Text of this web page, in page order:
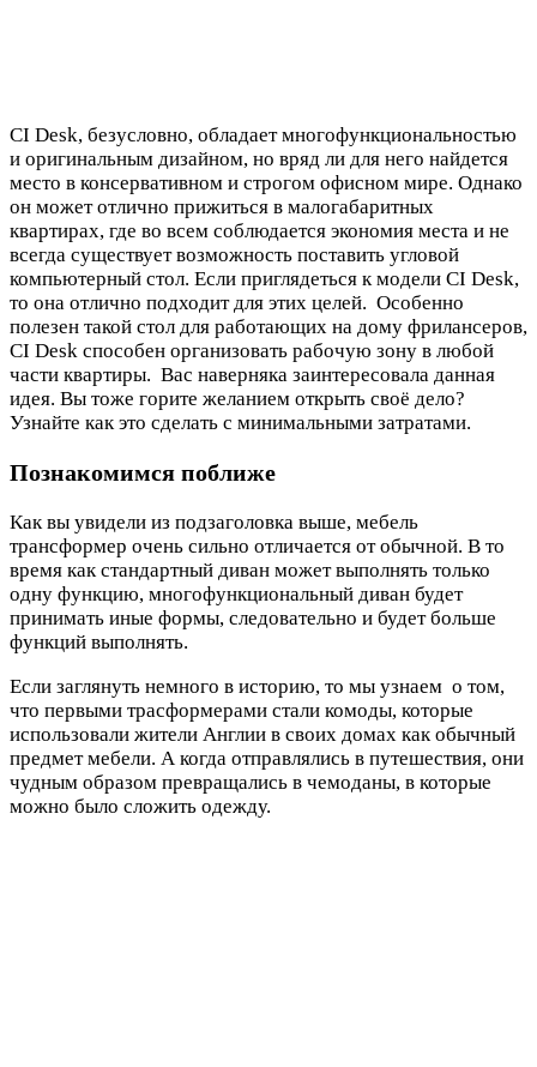
CI Desk, безусловно, обладает многофункциональностью
и оригинальным дизайном, но вряд ли для него найдется
место в консервативном и строгом офисном мире. Однако
он может отлично прижиться в малогабаритных
квартирах, где во всем соблюдается экономия места и не
всегда существует возможность поставить угловой
компьютерный стол. Если приглядеться к модели CI Desk,
то она отлично подходит для этих целей. Особенно
полезен такой стол для работающих на дому фрилансеров,
CI Desk способен организовать рабочую зону в любой
части квартиры. Вас наверняка заинтересовала данная
идея. Вы тоже горите желанием открыть своё дело?
Узнайте как это сделать с минимальными затратами.
Познакомимся поближе
Как вы увидели из подзаголовка выше, мебель
трансформер очень сильно отличается от обычной. В то
время как стандартный диван может выполнять только
одну функцию, многофункциональный диван будет
принимать иные формы, следовательно и будет больше
функций выполнять.
Если заглянуть немного в историю, то мы узнаем о том,
что первыми трасформерами стали комоды, которые
использовали жители Англии в своих домах как обычный
предмет мебели. А когда отправлялись в путешествия, они
чудным образом превращались в чемоданы, в которые
можно было сложить одежду.